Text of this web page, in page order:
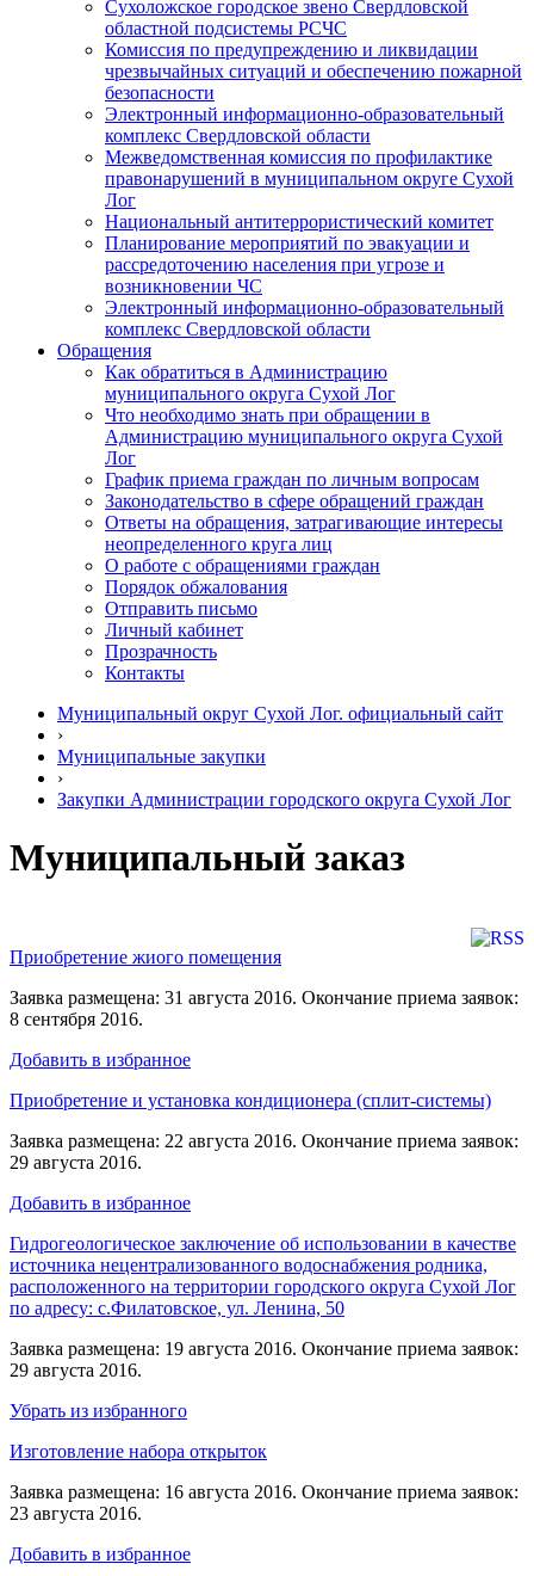
Сухоложское городское звено Свердловской
областной подсистемы РСЧС
Комиссия по предупреждению и ликвидации
чрезвычайных ситуаций и обеспечению пожарной
безопасности
Электронный информационно-образовательный
комплекс Cвердловской области
Межведомственная комиссия по профилактике
правонарушений в муниципальном округе Сухой
Лог
Национальный антитеррористический комитет
Планирование мероприятий по эвакуации и
рассредоточению населения при угрозе и
возникновении ЧС
Электронный информационно-образовательный
комплекс Свердловской области
Обращения
Как обратиться в Администрацию
муниципального округа Сухой Лог
Что необходимо знать при обращении в
Администрацию муниципального округа Сухой
Лог
График приема граждан по личным вопросам
Законодательство в сфере обращений граждан
Ответы на обращения, затрагивающие интересы
неопределенного круга лиц
О работе с обращениями граждан
Порядок обжалования
Отправить письмо
Личный кабинет
Прозрачность
Контакты
Муниципальный округ Сухой Лог. официальный сайт
›
Муниципальные закупки
›
Закупки Администрации городского округа Сухой Лог
Муниципальный заказ
Приобретение жиого помещения
Заявка размещена: 31 августа 2016. Окончание приема заявок:
8 сентября 2016.
Добавить в избранное
Приобретение и установка кондиционера (сплит-системы)
Заявка размещена: 22 августа 2016. Окончание приема заявок:
29 августа 2016.
Добавить в избранное
Гидрогеологическое заключение об использовании в качестве
источника нецентрализованного водоснабжения родника,
расположенного на территории городского округа Сухой Лог
по адресу: с.Филатовское, ул. Ленина, 50
Заявка размещена: 19 августа 2016. Окончание приема заявок:
29 августа 2016.
Убрать из избранного
Изготовление набора открыток
Заявка размещена: 16 августа 2016. Окончание приема заявок:
23 августа 2016.
Добавить в избранное